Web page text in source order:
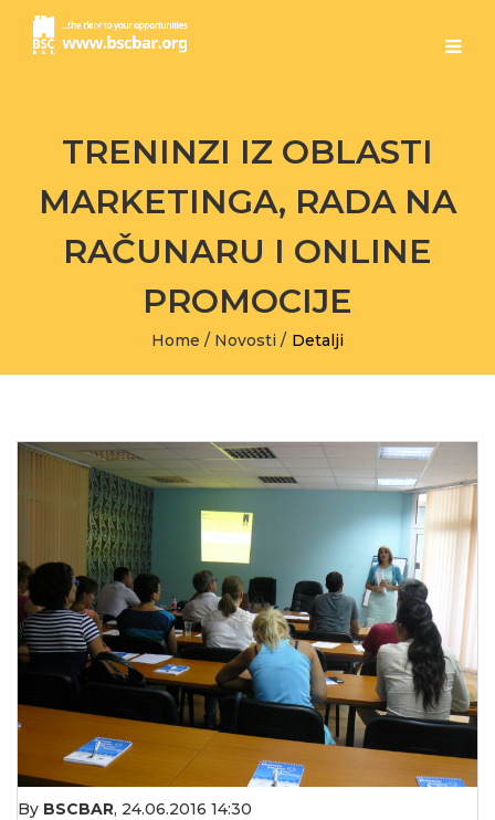
TRENINZI IZ OBLASTI
MARKETINGA, RADA NA
RAČUNARU I ONLINE
PROMOCIJE
Home / Novosti / Detalji
By BSCBAR, 24.06.2016 14:30